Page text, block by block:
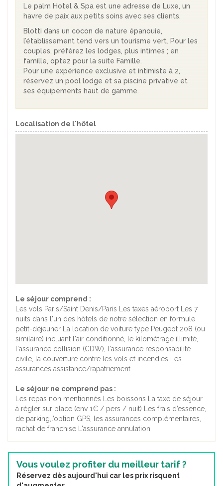
Le palm Hotel & Spa est une adresse de Luxe, un
havre de paix aux petits soins avec ses clients.
Blotti dans un cocon de nature épanouie,
l’établissement tend vers un tourisme vert. Pour les
couples, préférez les lodges, plus intimes ; en
famille, optez pour la suite Famille.
Pour une expérience exclusive et intimiste à 2,
réservez un pool lodge et sa piscine privative et
ses équipements haut de gamme.
Localisation de l'hôtel
Le séjour comprend :
Les vols Paris/Saint Denis/Paris Les taxes aéroport Les 7
nuits dans l'un des hôtels de notre sélection en formule
petit-déjeuner La location de voiture type Peugeot 208 (ou
similaire) incluant l'air conditionné, le kilométrage illimité,
l'assurance collision (CDW), l'assurance responsabilité
civile, la couverture contre les vols et incendies Les
assurances assistance/rapatriement
Le séjour ne comprend pas :
Les repas non mentionnés Les boissons La taxe de séjour
à régler sur place (env 1€ / pers / nuit) Les frais d’essence,
de parking,l’option GPS, les assurances complémentaires,
rachat de franchise L'assurance annulation
Vous voulez profiter du meilleur tarif ?
Réservez dès aujourd'hui car les prix risquent